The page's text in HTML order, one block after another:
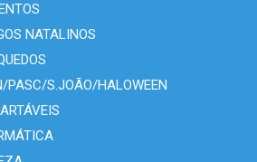
NATALINOS
PASC/S.JOÃO/HALOWEEN